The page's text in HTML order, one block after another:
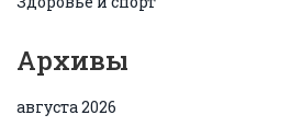
Архивы
августа 2026